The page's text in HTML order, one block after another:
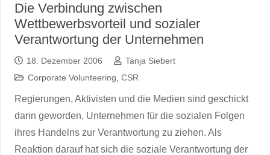
Die Verbindung zwischen
Wettbewerbsvorteil und sozialer
Verantwortung der Unternehmen
18. Dezember 2006
Tanja Siebert
Corporate Volunteering CSR
Regierungen, Aktivisten und die Medien sind geschickt
darin geworden, Unternehmen für die sozialen Folgen
ihres Handelns zur Verantwortung zu ziehen. Als
Reaktion darauf hat sich die soziale Verantwortung der